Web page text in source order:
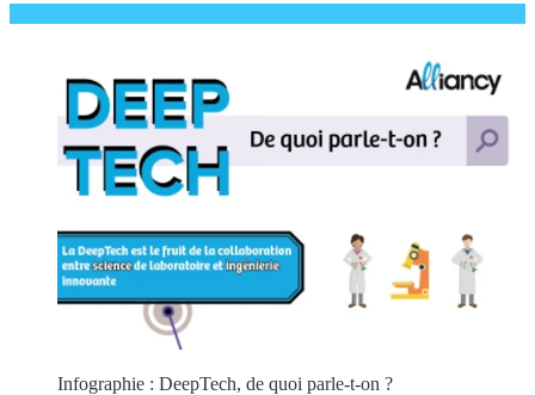
Infographie : DeepTech, de quoi parle-t-on ?